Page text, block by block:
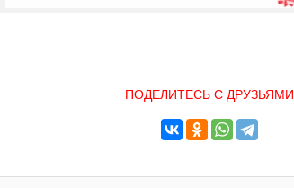
ПОДЕЛИТЕСЬ С ДРУЗЬЯМИ